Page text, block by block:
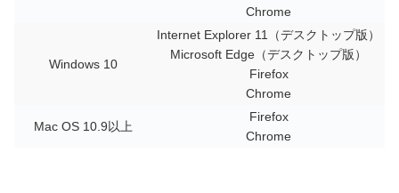
Chrome
Windows 10
Internet Explorer 11（デスクトップ版）
Microsoft Edge（デスクトップ版）
Firefox
Chrome
Mac OS 10.9以上
Firefox
Chrome